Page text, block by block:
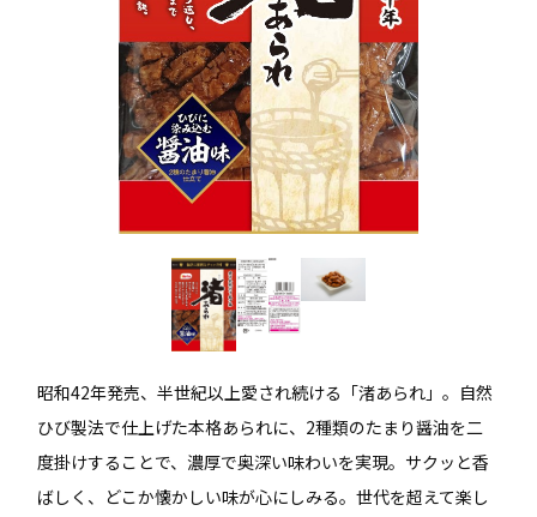
昭和42年発売、半世紀以上愛され続ける「渚あられ」。自然
ひび製法で仕上げた本格あられに、2種類のたまり醤油を二
度掛けすることで、濃厚で奥深い味わいを実現。サクッと香
ばしく、どこか懐かしい味が心にしみる。世代を超えて楽し